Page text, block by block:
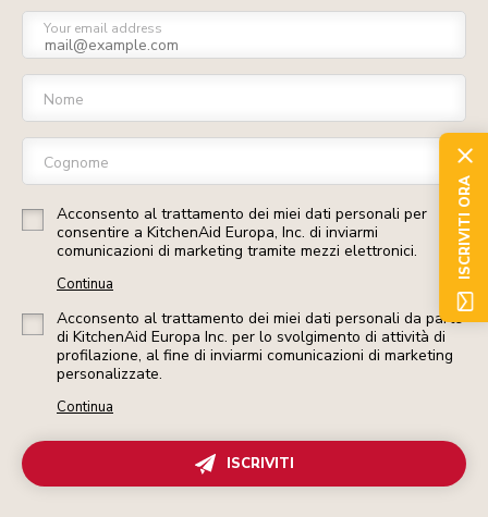
Your email address
Nome
Cognome
Acconsento al trattamento dei miei dati personali per
consentire a KitchenAid Europa, Inc. di inviarmi
comunicazioni di marketing tramite mezzi elettronici.
Continua
Acconsento al trattamento dei miei dati personali da parte
di KitchenAid Europa Inc. per lo svolgimento di attività di
profilazione, al fine di inviarmi comunicazioni di marketing
personalizzate.
Continua
ISCRIVITI
ISCRIVITI ORA